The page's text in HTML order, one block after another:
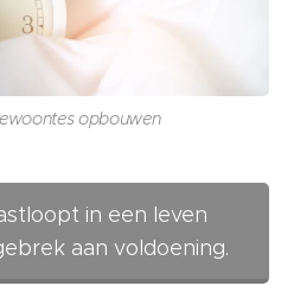
opbouwen
in een leven
aan voldoening.